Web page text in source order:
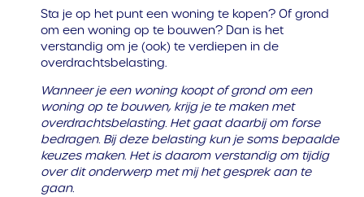
Sta je op het punt een woning te kopen? Of grond
om een woning op te bouwen? Dan is het
verstandig om je (ook) te verdiepen in de
overdrachtsbelasting.
Wanneer je een woning koopt of grond om een
woning op te bouwen, krijg je te maken met
overdrachtsbelasting. Het gaat daarbij om forse
bedragen. Bij deze belasting kun je soms bepaalde
keuzes maken. Het is daarom verstandig om tijdig
over dit onderwerp met mij het gesprek aan te
gaan.